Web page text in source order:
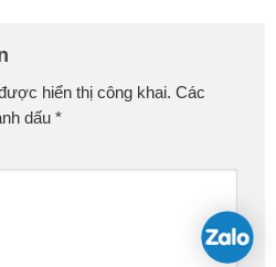
hiển thị công khai. Các
dấu *